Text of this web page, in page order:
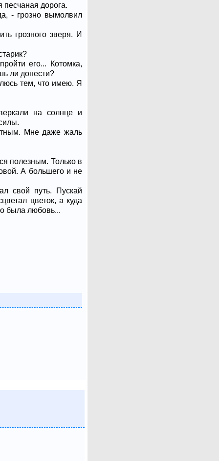
песчаная дорога.
- грозно вымолвил
грозного зверя. И
его... Котомка,
ли донести?
тем, что имею. Я
на солнце и
Мне даже жаль
полезным. Только в
А большего и не
свой путь. Пускай
цветок, а куда
была любовь...